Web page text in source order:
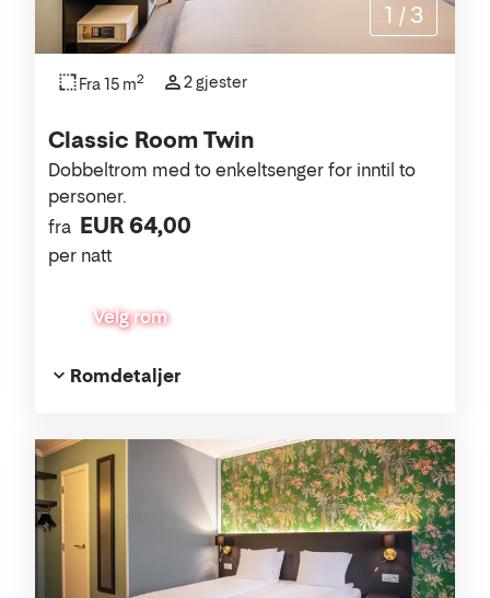
Classic Room Twin
fra EUR 64,00
per natt
Dobbeltrom med to enkeltsenger for inntil to
personer.
Velg rom
Fra 15 m2 2 gjester
Romdetaljer
1 / 3